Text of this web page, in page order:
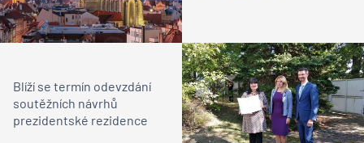
Blíží se termín odevzdání
soutěžních návrhů
prezidentské rezidence